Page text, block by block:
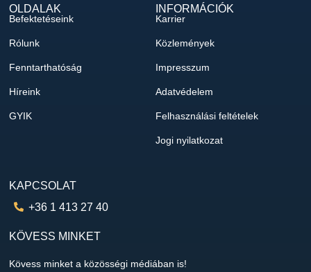
OLDALAK
Befektetéseink
Rólunk
Fenntarthatóság
Híreink
GYIK
INFORMÁCIÓK
Karrier
Közlemények
Impresszum
Adatvédelem
Felhasználási feltételek
Jogi nyilatkozat
KAPCSOLAT
+36 1 413 27 40
KÖVESS MINKET
Kövess minket a közösségi médiában is!